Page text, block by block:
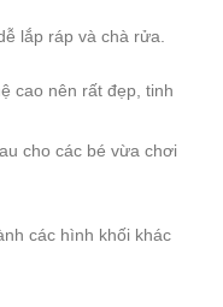
lắp ráp và chà rửa.
cao nên rất đẹp, tinh
cho các bé vừa chơi
các hình khối khác